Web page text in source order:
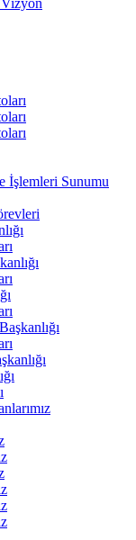
İşlemleri Sunumu